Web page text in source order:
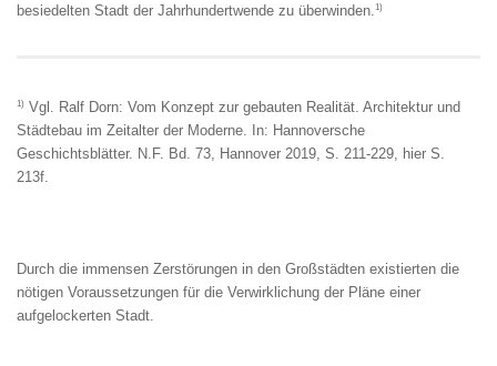
besiedelten Stadt der Jahrhundertwende zu überwinden. 1)
1) Vgl. Ralf Dorn: Vom Konzept zur gebauten Realität. Architektur und
Städtebau im Zeitalter der Moderne. In: Hannoversche
Geschichtsblätter. N.F. Bd. 73, Hannover 2019, S. 211-229, hier S.
213f.
Durch die immensen Zerstörungen in den Großstädten existierten die
nötigen Voraussetzungen für die Verwirklichung der Pläne einer
aufgelockerten Stadt.